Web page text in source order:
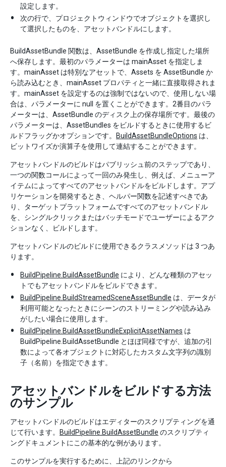
設定します。
次の行で、プロジェクトウィンドウでオブジェクトを選択し
て選択したものを、アセットバンドルにします。
BuildAssetBundle 関数は、AssetBundle を作成し指定した場所
へ保存します。最初のパラメーターは mainAsset を指定しま
す。mainAsset は特別なアセットで、Assets を AssetBundle か
ら読み込むとき、mainAsset プロパティと一緒に直接取得されま
す。mainAsset を設定するのは強制ではないので、使用しない場
合は、パラメーターに null を置くことができます。2番目のパラ
メーターは、AssetBundle のディスク上の保存場所です。最後の
パラメーターは、AssetBundles をビルドするときに使用するビ
ルドフラッグかオプションです。
BuildAssetBundleOptions は、
ビットワイズか演算子を使用して連結することができます。
アセットバンドルのビルドはパブリッシュ前のステップであり、
一つの関数コールによって一回のみ発生し、例えば、メニューア
イテムによってすべてのアセットバンドルをビルドします。アプ
リケーションを開発するとき、ヘルパー関数を記述すべきであ
り、ターゲットプラットフォームですべてのアセットバンドル
を、シングルクリックまたはバッチモードでユーザーによるアク
ションなく、ビルドします。
アセットバンドルのビルドに使用できるクラスメソッドは 3 つあ
ります。
BuildPipeline.BuildAssetBundle により、どんな種類のアセッ
トでもアセットバンドルをビルドできます。
BuildPipeline.BuildStreamedSceneAssetBundle は、データが
利用可能となったときにシーンのストリーミングや読み込み
がしたい場合に使用します。
BuildPipeline.BuildAssetBundleExplicitAssetNames は
BuildPipeline.BuildAssetBundle とほぼ同様ですが、追加の引
数によって各オブジェクトに対応したカスタム文字列の識別
子（名前）を指定できます。
アセットバンドルをビルドする方法
のサンプル
アセットバンドルのビルドはエディターのスクリプティングを通
じて行います。
BuildPipeline.BuildAssetBundle のスクリプティ
ングドキュメントにこの基本的な例があります。
このサンプルを実行するために、上記のリンクから